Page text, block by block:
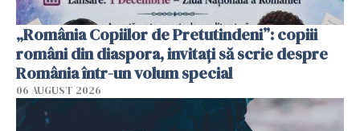
„România Copiilor de Pretutindeni”: copiii
români din diaspora, invitați să scrie despre
România într-un volum special
06 AUGUST 2026